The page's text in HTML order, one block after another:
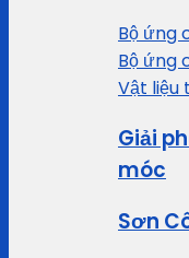
Bộ ứng
Bộ ứng
Vật liệu
Giải
móc
Sơn